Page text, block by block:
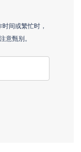
间或繁忙时，
意甄别。